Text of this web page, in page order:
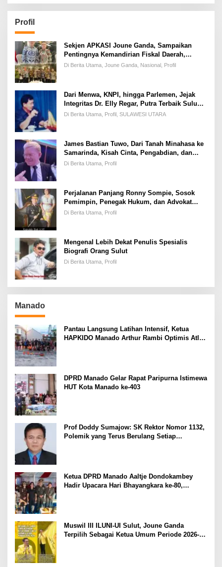
Profil
Sekjen APKASI Joune Ganda, Sampaikan
Pentingnya Kemandirian Fiskal Daerah,
Dihadapan Pimpinan DPR-RI
Di Berita Utama, Joune Ganda, Nasional, Profil
Dari Menwa, KNPI, hingga Parlemen, Jejak
Integritas Dr. Elly Regar, Putra Terbaik Suluun
yang Disegani Lintas Generasi
Di Berita Utama, Profil, SULAWESI UTARA
James Bastian Tuwo, Dari Tanah Minahasa ke
Samarinda, Kisah Cinta, Pengabdian, dan
Kesuksesan
Di Berita Utama, Profil
Perjalanan Panjang Ronny Sompie, Sosok
Pemimpin, Penegak Hukum, dan Advokat
Keadilan
Di Berita Utama, Profil
Mengenal Lebih Dekat Penulis Spesialis
Biografi Orang Sulut
Di Berita Utama, Profil
Manado
Pantau Langsung Latihan Intensif, Ketua
HAPKIDO Manado Arthur Rambi Optimis Atlet
DPRD Manado Gelar Rapat Paripurna Istimewa
HUT Kota Manado ke-403
Prof Doddy Sumajow: SK Rektor Nomor 1132,
Polemik yang Terus Berulang Setiap
Ketua DPRD Manado Aaltje Dondokambey
Hadir Upacara Hari Bhayangkara ke-80,
Muswil III ILUNI-UI Sulut, Joune Ganda
Terpilih Sebagai Ketua Umum Periode 2026-